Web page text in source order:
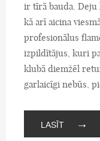
ir tīrā bauda.
kā arī aicina
profesionālus
izpildītājus, kuri
klubā diemžēl
garlaicīgi nebūs,
LASĪT →